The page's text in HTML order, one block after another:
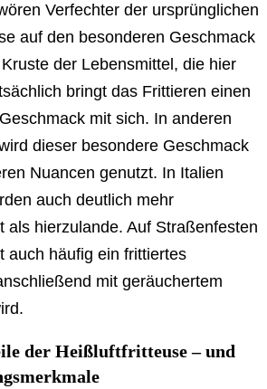
Verfechter der ursprünglichen
auf den besonderen Geschmack
der Lebensmittel, die hier
bringt das Frittieren einen
mit sich. In anderen
dieser besondere Geschmack
Nuancen genutzt. In Italien
auch deutlich mehr
als hierzulande. Auf Straßenfesten
auch häufig ein frittiertes
mit geräuchertem
der Heißluftfritteuse – und